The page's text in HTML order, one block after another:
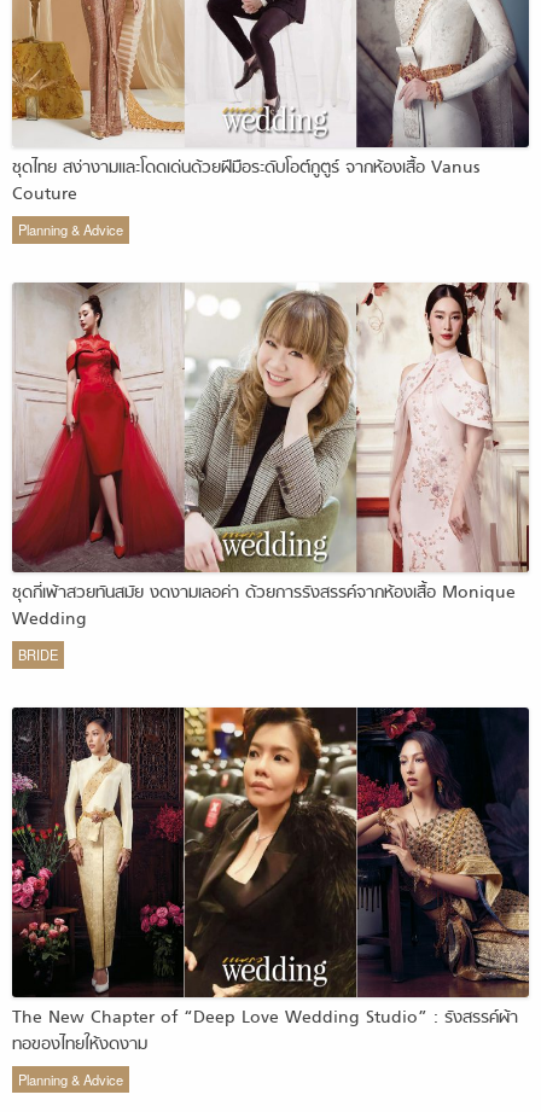
ชุดไทย สง่างามและโดดเด่นด้วยฝีมือระดับโอต์กูตูร์ จากห้องเสื้อ Vanus
Couture
Planning & Advice
ชุดกี่เพ้าสวยทันสมัย งดงามเลอค่า ด้วยการรังสรรค์จากห้องเสื้อ Monique
Wedding
BRIDE
The New Chapter of “Deep Love Wedding Studio” : รังสรรค์ผ้า
ทอของไทยให้งดงาม
Planning & Advice